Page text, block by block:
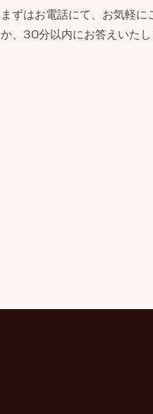
まずはお電話にて、お気軽
か、30分以内にお答えいたし